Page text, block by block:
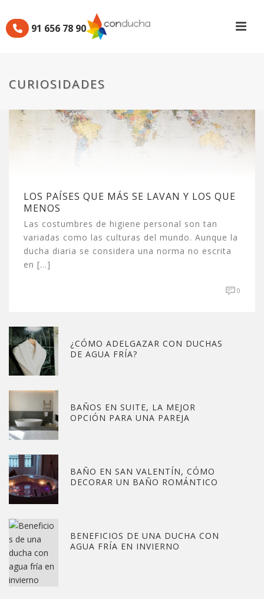
91 656 78 90
CURIOSIDADES
LOS PAÍSES QUE MÁS SE LAVAN Y LOS QUE
MENOS
Las costumbres de higiene personal son tan
variadas como las culturas del mundo. Aunque la
ducha diaria se considera una norma no escrita
en [...]
0
¿CÓMO ADELGAZAR CON DUCHAS
DE AGUA FRÍA?
BAÑOS EN SUITE, LA MEJOR
OPCIÓN PARA UNA PAREJA
BAÑO EN SAN VALENTÍN, CÓMO
DECORAR UN BAÑO ROMÁNTICO
BENEFICIOS DE UNA DUCHA CON
AGUA FRÍA EN INVIERNO